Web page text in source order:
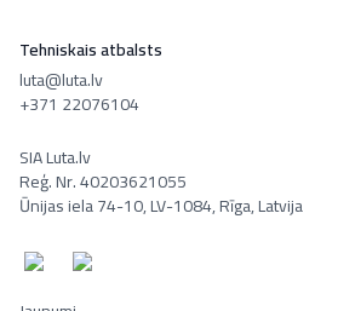
Tehniskais atbalsts
luta@luta.lv
+371 22076104
SIA Luta.lv
Reģ. Nr. 40203621055
Ūnijas iela 74-10, LV-1084, Rīga, Latvija